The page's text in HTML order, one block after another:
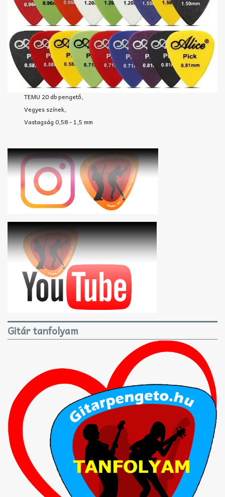
TEMU 20 db pengető,
Vegyes színek,
Vastagság 0,58 - 1,5 mm
Gitár tanfolyam